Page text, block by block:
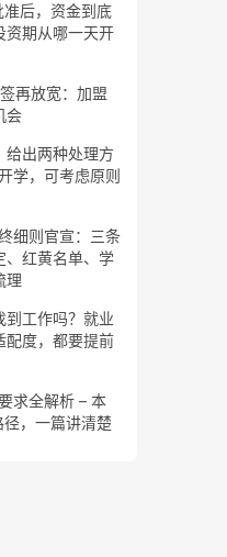
准后，资金到底
资期从哪一天开
再放宽：加盟
会
给出两种处理方
学，可考虑原则
细则官宣：三条
、红黄名单、学
理
到工作吗？就业
配度，都要提前
求全解析 – 本
，一篇讲清楚